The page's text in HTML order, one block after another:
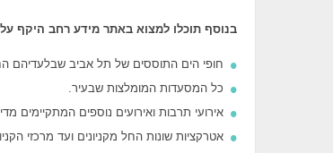
בנוסף תוכלו למצוא באתר מידע רחב היקף על
חופי הים התוססים של תל אביב שבלעדיהם
כל המסעדות המומלצות שבעיר.
אירועי תרבות ואירועים נוספים המתקיימים
אטרקציות שונות החל מקניונים ועד מרכזי